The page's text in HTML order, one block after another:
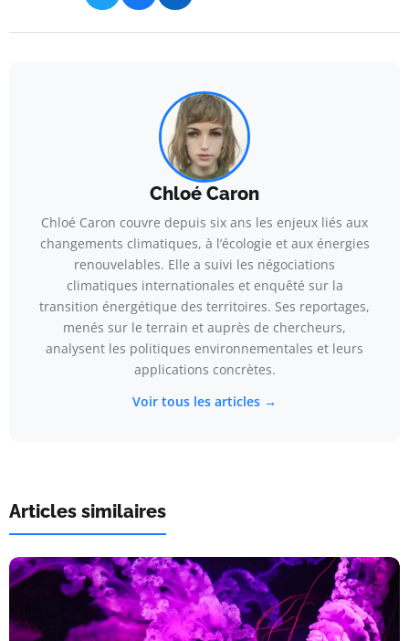
Chloé Caron
Chloé Caron couvre depuis six ans les enjeux liés aux
changements climatiques, à l’écologie et aux énergies
renouvelables. Elle a suivi les négociations
climatiques internationales et enquêté sur la
transition énergétique des territoires. Ses reportages,
menés sur le terrain et auprès de chercheurs,
analysent les politiques environnementales et leurs
applications concrètes.
Voir tous les articles →
Articles similaires